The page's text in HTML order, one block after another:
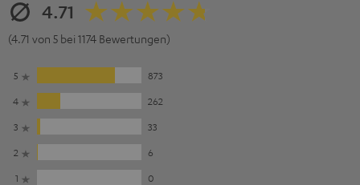
4.71
(4.71 von 5 bei 1174 Bewertungen)
5
873
4
262
3
33
2
6
1
0